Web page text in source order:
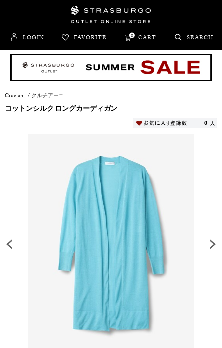
LOGIN FAVORITE CART
0 SEARCH
Cruciani/クルチアーニ
コットンシルク ロングカーディガン
0